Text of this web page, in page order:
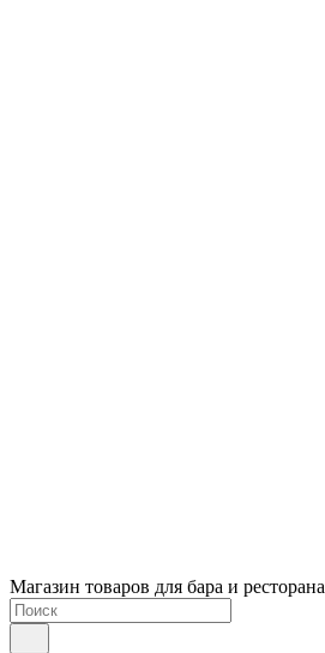
Магазин товаров для бара и ресторана